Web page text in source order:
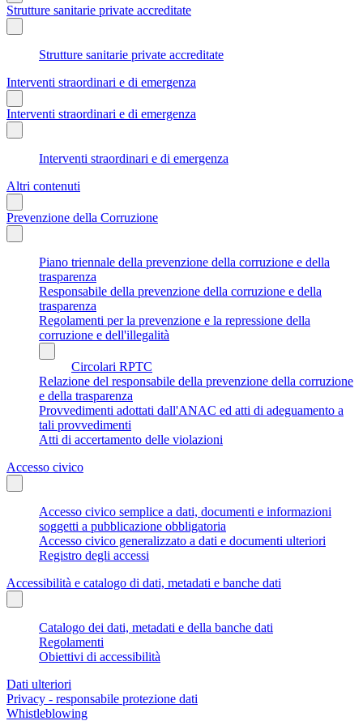
Strutture sanitarie private accreditate
Strutture sanitarie private accreditate
Interventi straordinari e di emergenza
Interventi straordinari e di emergenza
Interventi straordinari e di emergenza
Altri contenuti
Prevenzione della Corruzione
Piano triennale della prevenzione della corruzione e della
trasparenza
Responsabile della prevenzione della corruzione e della
trasparenza
Regolamenti per la prevenzione e la repressione della
corruzione e dell'illegalità
Circolari RPTC
Relazione del responsabile della prevenzione della corruzione
e della trasparenza
Provvedimenti adottati dall'ANAC ed atti di adeguamento a
tali provvedimenti
Atti di accertamento delle violazioni
Accesso civico
Accesso civico semplice a dati, documenti e informazioni
soggetti a pubblicazione obbligatoria
Accesso civico generalizzato a dati e documenti ulteriori
Registro degli accessi
Accessibilità e catalogo di dati, metadati e banche dati
Catalogo dei dati, metadati e della banche dati
Regolamenti
Obiettivi di accessibilità
Dati ulteriori
Privacy - responsabile protezione dati
Whistleblowing